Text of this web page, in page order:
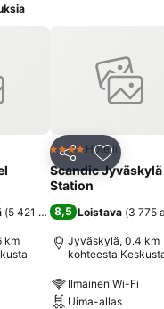
(5 421 arviota )
km
Jaa Lisää
4 Tähtiluokitus
Hotelli
Scandic Jyväskylä
Station
8,5 Loistava (3 775
Jyväskylä, 0.4 km
kohteesta
Ilmainen Wi-Fi
Uima-allas